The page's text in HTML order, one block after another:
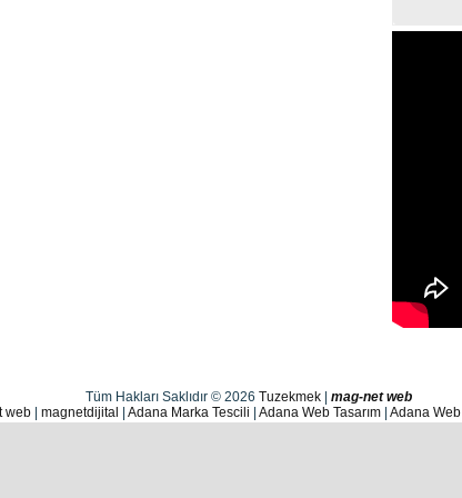
Tüm Hakları Saklıdır © 2026 Tuzekmek
mag-net web
web
magnetdijital Adana Marka Tescili Adana Web Tasarım Adana Web